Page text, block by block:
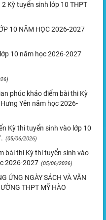
Kỳ tuyển sinh lớp 10 THPT
10 NĂM HỌC 2026-2027
10 năm học 2026-2027
phúc khảo điểm bài thi Kỳ
Yên năm học 2026-
Kỳ thi tuyển sinh vào lớp 10
(05/06/2026)
bài thi Kỳ thi tuyển sinh vào
2026-2027 (05/06/2026)
ỨNG NGÀY SÁCH VÀ VĂN
THPT MỸ HÀO